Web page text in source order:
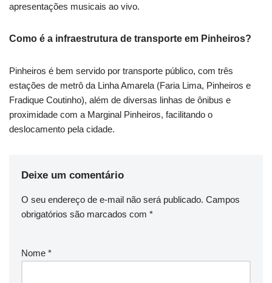
apresentações musicais ao vivo.
Como é a infraestrutura de transporte em Pinheiros?
Pinheiros é bem servido por transporte público, com três
estações de metrô da Linha Amarela (Faria Lima, Pinheiros e
Fradique Coutinho), além de diversas linhas de ônibus e
proximidade com a Marginal Pinheiros, facilitando o
deslocamento pela cidade.
Deixe um comentário
O seu endereço de e-mail não será publicado. Campos
obrigatórios são marcados com *
Nome *